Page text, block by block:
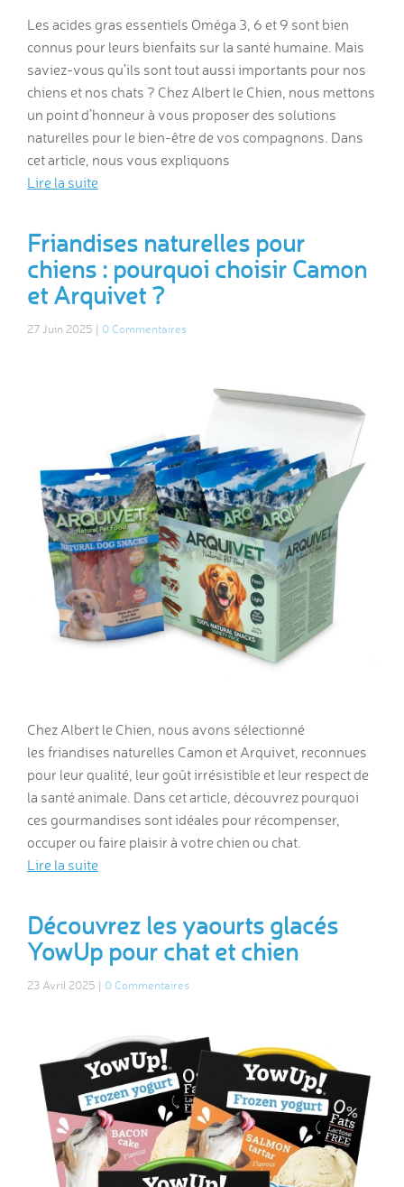
Les acides gras essentiels Oméga 3, 6 et 9 sont bien
connus pour leurs bienfaits sur la santé humaine. Mais
saviez-vous qu’ils sont tout aussi importants pour nos
chiens et nos chats ? Chez Albert le Chien, nous mettons
un point d’honneur à vous proposer des solutions
naturelles pour le bien-être de vos compagnons. Dans
cet article, nous vous expliquons
Lire la suite
Friandises naturelles pour
chiens : pourquoi choisir Camon
et Arquivet ?
27 Juin 2025 | 0 Commentaires
Chez Albert le Chien, nous avons sélectionné
les friandises naturelles Camon et Arquivet, reconnues
pour leur qualité, leur goût irrésistible et leur respect de
la santé animale. Dans cet article, découvrez pourquoi
ces gourmandises sont idéales pour récompenser,
occuper ou faire plaisir à votre chien ou chat.
Lire la suite
Découvrez les yaourts glacés
YowUp pour chat et chien
23 Avril 2025 | 0 Commentaires